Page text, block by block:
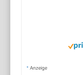
* Anzeige